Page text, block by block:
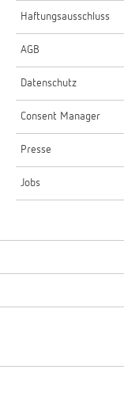
Haftungsausschluss
AGB
Datenschutz
Consent Manager
Presse
Jobs